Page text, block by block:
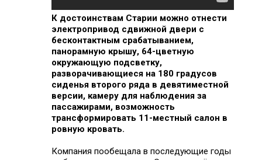
К достоинствам Старии можно отнести
электропривод сдвижной двери с
бесконтактным срабатыванием,
панорамную крышу, 64-цветную
окружающую подсветку,
разворачивающиеся на 180 градусов
сиденья второго ряда в девятиместной
версии, камеру для наблюдения за
пассажирами, возможность
трансформировать 11-местный салон в
ровную кровать.
Компания пообещала в последующие годы